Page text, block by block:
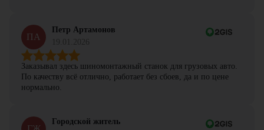
ПА
Петр Артамонов
Заказывал здесь шиномонтажный станок для грузовых авто.
По качеству всё отлично, работает без сбоев, да и по цене
нормально.
Городской житель